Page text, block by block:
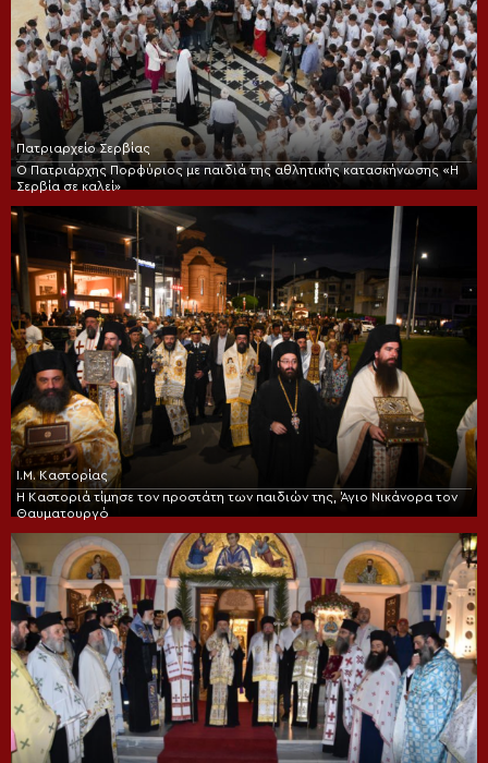
Πατριαρχείο Σερβίας
Ο Πατριάρχης Πορφύριος με παιδιά της αθλητικής κατασκήνωσης «Η
Σερβία σε καλεί»
Ι.Μ. Καστορίας
Η Καστοριά τίμησε τον προστάτη των παιδιών της, Άγιο Νικάνορα τον
Θαυματουργό